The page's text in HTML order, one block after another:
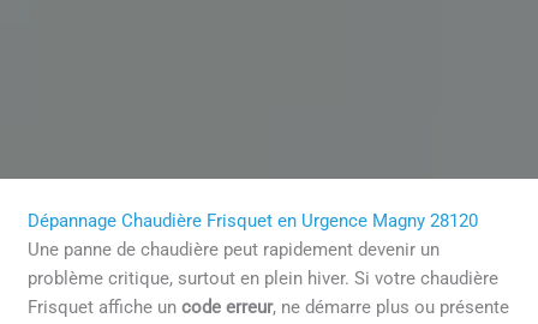
Dépannage Chaudière Frisquet en Urgence Magny 28120
Une panne de chaudière peut rapidement devenir un
problème critique, surtout en plein hiver. Si votre chaudière
Frisquet affiche uncode erreur, ne démarre plus ou présente